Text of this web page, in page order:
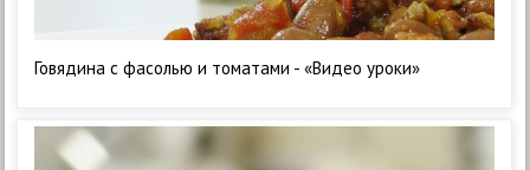
Говядина с фасолью и томатами - «Видео уроки»